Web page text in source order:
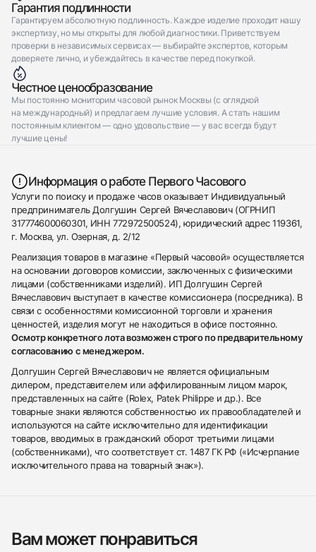
Гарантия подлинности
Гарантируем абсолютную подлинность. Каждое изделие проходит нашу
экспертизу, но мы открыты для любой диагностики. Приветствуем
проверки в независимых сервисах — выбирайте экспертов, которым
доверяете лично, и убеждайтесь в качестве перед покупкой.
Честное ценообразование
Мы постоянно мониторим часовой рынок Москвы (с оглядкой
на международный) и предлагаем лучшие условия. А стать нашим
постоянным клиентом — одно удовольствие — у вас всегда будут
лучшие цены!
Информация о работе Первого Часового
Услуги по поиску и продаже часов оказывает Индивидуальный
предприниматель Долгушин Сергей Вячеславович (ОГРНИП
317774600060301, ИНН 772972500524), юридический адрес 119361,
г. Москва, ул. Озерная, д. 2/12
Реализация товаров в магазине «Первый часовой» осуществляется
на основании договоров комиссии, заключенных с физическими
лицами (собственниками изделий). ИП Долгушин Сергей
Вячеславович выступает в качестве комиссионера (посредника). В
связи с особенностями комиссионной торговли и хранения
ценностей, изделия могут не находиться в офисе постоянно.
Осмотр конкретного лота возможен строго по предварительному
согласованию с менеджером.
Долгушин Сергей Вячеславович не является официальным
дилером, представителем или аффилированным лицом марок,
представленных на сайте (Rolex, Patek Philippe и др.). Все
товарные знаки являются собственностью их правообладателей и
используются на сайте исключительно для идентификации
товаров, вводимых в гражданский оборот третьими лицами
(собственниками), что соответствует ст. 1487 ГК РФ («Исчерпание
исключительного права на товарный знак»).
Вам может понравиться